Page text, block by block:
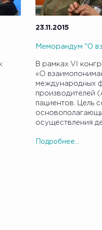
23.11.2015
Меморандум "О
В рамках VI
«О
международных
производителей
пациентов. Цель
осуществления
Подробнее...